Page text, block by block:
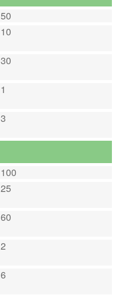
50
10
30
1
3
100
25
60
2
6